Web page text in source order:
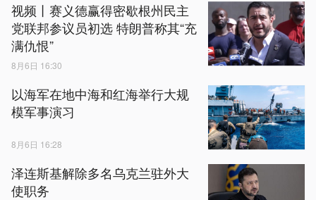
视频丨赛义德赢得密歇根州民主
党联邦参议员初选 特朗普称其“充
满仇恨”
8月6日 16:30
以海军在地中海和红海举行大规
模军事演习
8月6日 16:28
泽连斯基解除多名乌克兰驻外大
使职务